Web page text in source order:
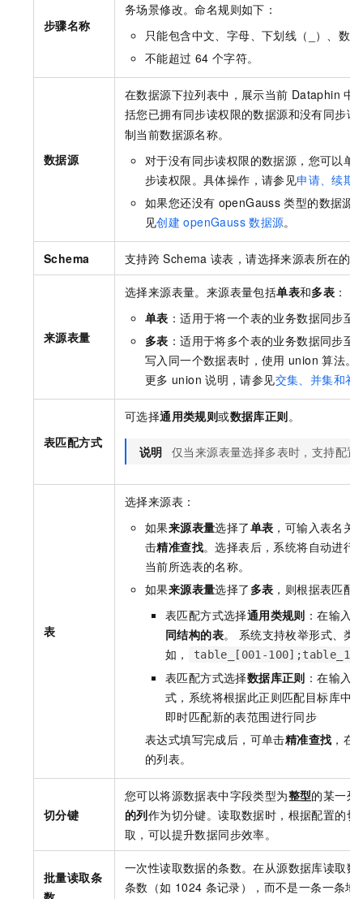
步骤名称
务场景修改。命名规则如下：
只能包含中文、字母、下划线（_）、数
不能超过 64 个字符。
数据源
在数据源下拉列表中，展示当前 Dataphin 中
括您已拥有同步读权限的数据源和没有同步
制当前数据源名称。
对于没有同步读权限的数据源，您可以单
步读权限。具体操作，请参见申请、续期
如果您还没有 openGauss 类型的数据源
见创建 openGauss 数据源。
Schema 支持跨 Schema 读表，请选择来源表所在的
来源表量
选择来源表量。来源表量包括单表和多表 ：
单表 ：适用于将一个表的业务数据同步至
多表 ：适用于将多个表的业务数据同步
写入同一个数据表时，使用 union 算法。
更多 union 说明，请参见交集、并集和补
表匹配方式
可选择通用类规则或数据库正则。
说明 仅当来源表量选择多表时，支持配置
表
选择来源表：
如果来源表量选择了单表 ，可输入表名关
击精准查找。选择表后，系统将自动进行
当前所选表的名称。
如果来源表量选择了 多表 ，则根据表匹配
表匹配方式选择通用类规则 ：在输入
同结构的表。 系统支持枚举形式、类
如，
table_[001-
表匹配方式选择数据库正则 ：在输入
式，系统将根据此正则匹配目标库中
即时匹配新的表范围进行同步
表达式填写完成后，可单击精准查找 ，在
的列表。
切分键
您可以将源数据表中字段类型为整型的某一列
的列作为切分键。读取数据时，根据配置的
取，可以提升数据同步效率。
批量读取条
一次性读取数据的条数。在从源数据库读取
条数（如 1024 条记录），而不是一条一条